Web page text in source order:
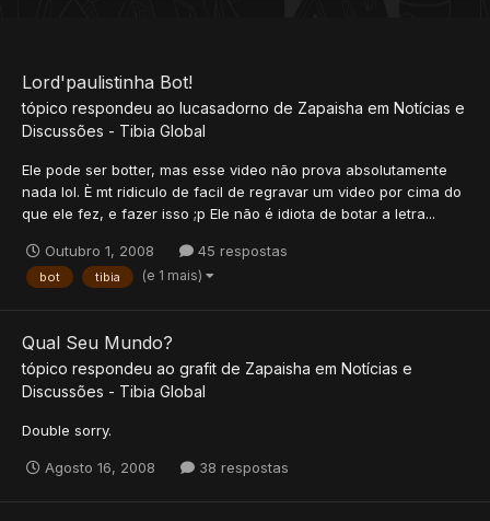
Lord'paulistinha Bot!
tópico respondeu ao lucasadorno de Zapaisha em Notícias e
Discussões - Tibia Global
Ele pode ser botter, mas esse video não prova absolutamente
nada lol. È mt ridiculo de facil de regravar um video por cima do
que ele fez, e fazer isso ;p Ele não é idiota de botar a letra...
Outubro 1, 2008 45 respostas
bot tibia (e 1 mais)
Qual Seu Mundo?
tópico respondeu ao grafit de Zapaisha em Notícias e
Discussões - Tibia Global
Double sorry.
Agosto 16, 2008 38 respostas